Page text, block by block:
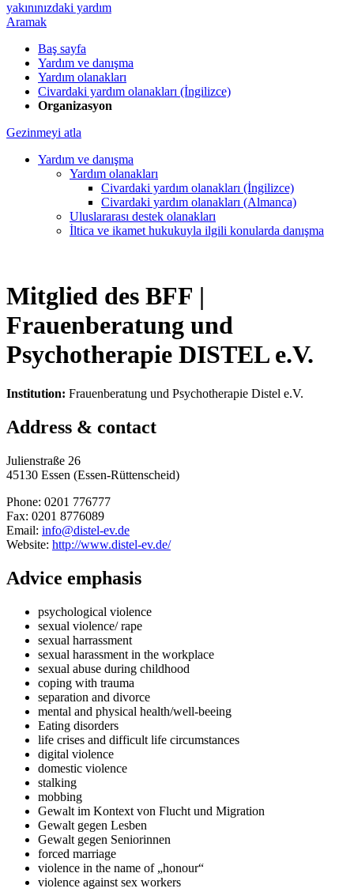
yakınınızdaki yardım
Aramak
Baş sayfa
Yardım ve danışma
Yardım olanakları
Civardaki yardım olanakları (İngilizce)
Organizasyon
Gezinmeyi atla
Yardım ve danışma
Yardım olanakları
Civardaki yardım olanakları (İngilizce)
Civardaki yardım olanakları (Almanca)
Uluslararası destek olanakları
İltica ve ikamet hukukuyla ilgili konularda danışma
Mitglied des BFF |
Frauenberatung und
Psychotherapie DISTEL e.V.
Institution: Frauenberatung und Psychotherapie Distel e.V.
Address & contact
Julienstraße 26
45130 Essen (Essen-Rüttenscheid)
Phone: 0201 776777
Fax: 0201 8776089
Email: info@distel-ev.de
Website: http://www.distel-ev.de/
Advice emphasis
psychological violence
sexual violence/ rape
sexual harrassment
sexual harassment in the workplace
sexual abuse during childhood
coping with trauma
separation and divorce
mental and physical health/well-beeing
Eating disorders
life crises and difficult life circumstances
digital violence
domestic violence
stalking
mobbing
Gewalt im Kontext von Flucht und Migration
Gewalt gegen Lesben
Gewalt gegen Seniorinnen
forced marriage
violence in the name of „honour“
violence against sex workers